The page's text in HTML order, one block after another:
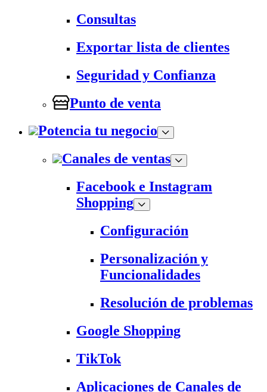
Consultas
Exportar lista de clientes
Seguridad y Confianza
Punto de venta
Potencia tu negocio
Canales de ventas
Facebook e Instagram
Shopping
Configuración
Personalización y
Funcionalidades
Resolución de problemas
Google Shopping
TikTok
Aplicaciones de Canales de